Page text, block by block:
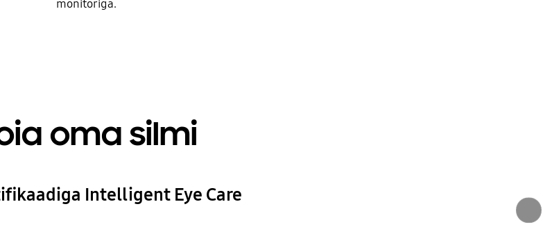
monitoriga.
oma silmi
Intelligent Eye Care